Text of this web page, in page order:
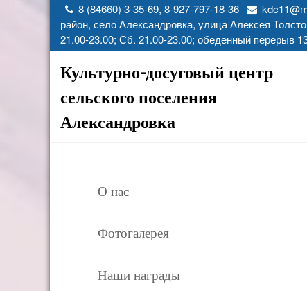
8 (84660) 3-35-69, 8-927-797-18-36
район, село Александровка, улица Алексея
21.00-23.00; Сб. 21.00-23.00; обеденный перерыв
Культурно-досуговый центр
сельского поселения
Александровка
О нас
Фотогалерея
Наши награды